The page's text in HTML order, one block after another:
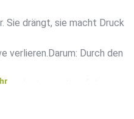
Sie drängt, sie macht Druck
verlieren.Darum: Durch den
gezielt auf deinen